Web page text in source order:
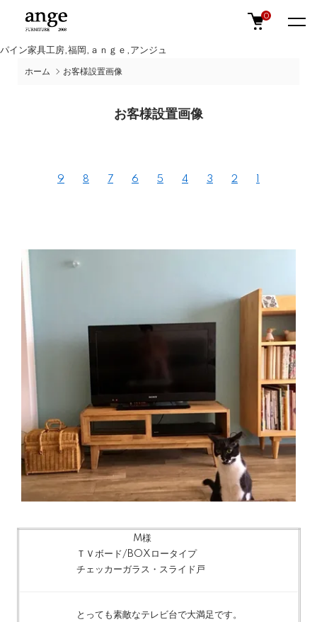
パイン家具工房,福岡,ａｎｇｅ,アンジュ
0
ホーム お客様設置画像
お客様設置画像
9 8 7 6 5 4 3 2
M様
ＴＶボード/BOXロータイプ
チェッカーガラス・スライド戸
とっても素敵なテレビ台で大満足です。